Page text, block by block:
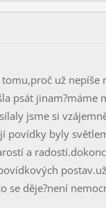
už nepíše
psát jinam?máme
jsme si
povídky byly
a
se děje?není